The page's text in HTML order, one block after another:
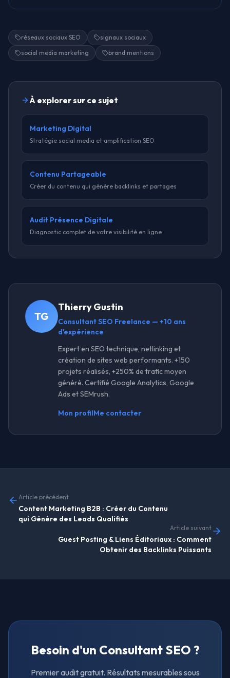
réseaux sociaux SEO
signaux sociaux
social media marketing
brand mentions
À explorer sur ce sujet
Marketing Digital
Stratégie social media et amplification SEO
Contenu Partageable
Créer du contenu qui génère backlinks et partages
Audit Présence Digitale
Diagnostic complet de votre visibilité en ligne
TG
Thierry Gustin
Consultant SEO Freelance — +10 ans
d'expérience
Expert en SEO technique, netlinking et
création de sites web performants. +150
projets réalisés, +250% de trafic moyen
généré. Certifié Google Analytics, Google
Ads et SEMrush.
Mon profilMe contacter
Article précédent
Content Marketing B2B : Créer du Contenu
qui Génère des Leads Qualifiés
Article suivant
Guest Posting & Liens Éditoriaux : Comment
Obtenir des Backlinks Puissants
Besoin d'un Consultant SEO ?
Premier audit gratuit. Résultats mesurables sous